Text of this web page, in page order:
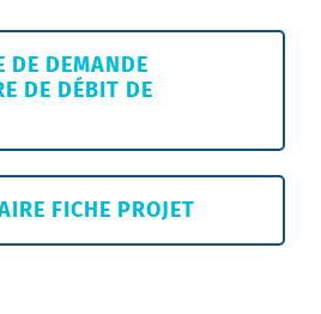
DE DEMANDE
DE DÉBIT DE
FICHE PROJET